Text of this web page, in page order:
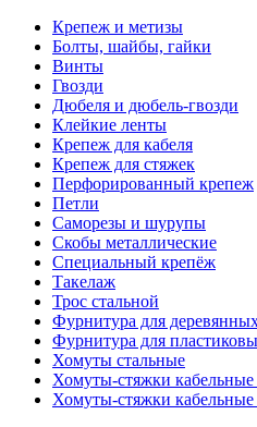
Крепеж и метизы
Болты, шайбы, гайки
Винты
Гвозди
Дюбеля и дюбель-гвозди
Клейкие ленты
Крепеж для кабеля
Крепеж для стяжек
Перфорированный крепеж
Петли
Саморезы и шурупы
Скобы металлические
Специальный крепёж
Такелаж
Трос стальной
Фурнитура для
Фурнитура для
Хомуты стальные
Хомуты-стяжки
Хомуты-стяжки кабельные